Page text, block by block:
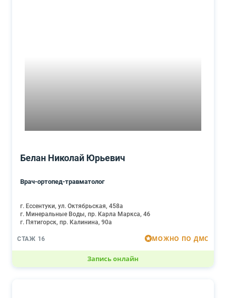
Белан Николай Юрьевич
Врач-ортопед-травматолог
г. Ессентуки, ул. Октябрьская, 458а
г. Минеральные Воды, пр. Карла Маркса, 46
г. Пятигорск, пр. Калинина, 90а
СТАЖ 16 МОЖНО ПО ДМС
Запись онлайн